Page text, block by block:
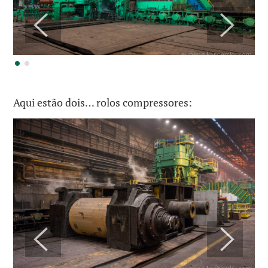
Aqui estão dois… rolos compressores: